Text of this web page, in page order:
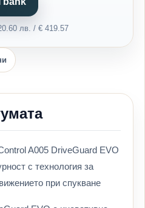
лв. / € 419.57
A005 DriveGuard EVO
с технология за
при спукване